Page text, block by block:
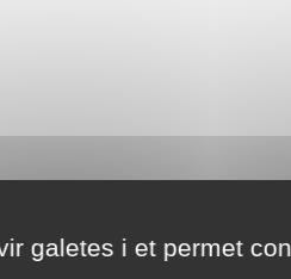
galetes i et permet